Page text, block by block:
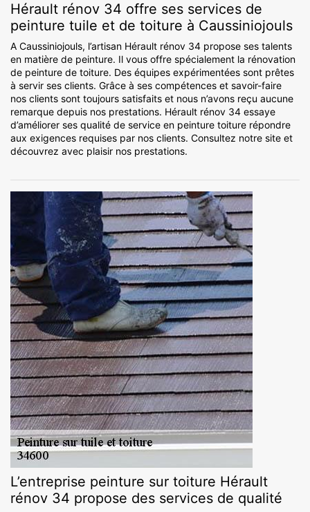
Hérault rénov 34 offre ses services de
peinture tuile et de toiture à Caussiniojouls
A Caussiniojouls, l’artisan Hérault rénov 34 propose ses talents
en matière de peinture. Il vous offre spécialement la rénovation
de peinture de toiture. Des équipes expérimentées sont prêtes
à servir ses clients. Grâce à ses compétences et savoir-faire
nos clients sont toujours satisfaits et nous n’avons reçu aucune
remarque depuis nos prestations. Hérault rénov 34 essaye
d’améliorer ses qualité de service en peinture toiture répondre
aux exigences requises par nos clients. Consultez notre site et
découvrez avec plaisir nos prestations.
L’entreprise peinture sur toiture Hérault
rénov 34 propose des services de qualité